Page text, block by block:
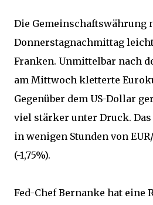
Die Gemeinschaftswährung
Donnerstagnachmittag
Franken. Unmittelbar nach
am Mittwoch kletterte
Gegenüber dem US-Dollar
viel stärker unter Druck.
in wenigen Stunden von EUR/
(-1,75%).
Fed-Chef Bernanke hat eine